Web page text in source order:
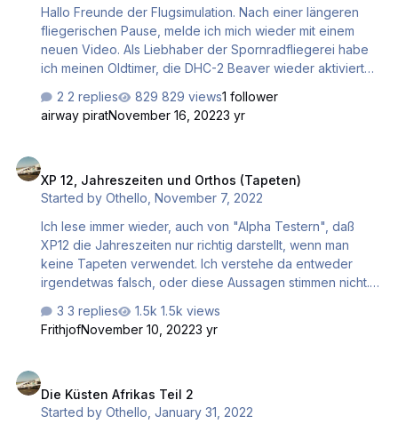
Hallo Freunde der Flugsimulation. Nach einer längeren
fliegerischen Pause, melde ich mich wieder mit einem
neuen Video. Als Liebhaber der Spornradfliegerei habe
ich meinen Oldtimer, die DHC-2 Beaver wieder aktiviert
Insel Baltrum geflogen. Ich hatte viel Spaß am Flug und
auch an der Video-Dokumentation. Ich hoffe, euch gefällt
Hermann
2 replies 829 views1 follower
airway piratNovember 16, 20223 yr
XP 12, Jahreszeiten und Orthos (Tapeten)
Started byOthello ,November 7, 2022
Ich lese immer wieder, auch von "Alpha Testern", daß
XP12 die Jahreszeiten nur richtig darstellt, wenn man
keine Tapeten verwendet. Ich verstehe da entweder
irgendetwas falsch, oder diese Aussagen stimmen nicht.
Tapeten und ohne X-World Mit Tapeten und mit X-World
3 replies
1.5k views
FrithjofNovember 10, 20223 yr
Die Küsten Afrikas Teil 2
Started byOthello ,January 31, 2022